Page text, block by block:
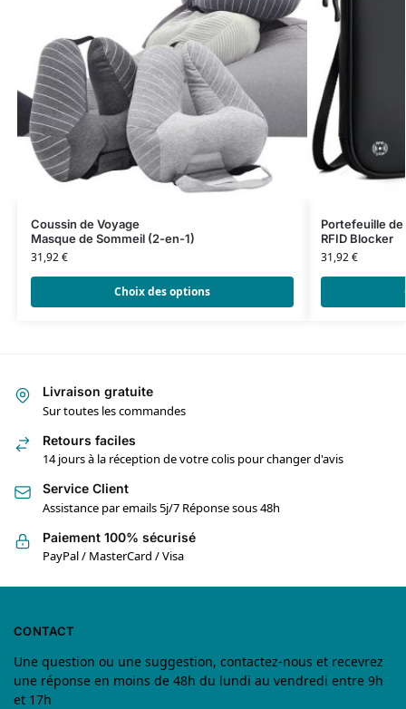
Coussin de Voyage
Masque de Sommeil (2-en-1)
31,92€
Choix des options
Portefeuille de
RFID Blocker
31,92€
Livraison gratuite
Sur toutes les commandes
Retours faciles
14 jours à la réception de votre colis pour changer d'avis
Service Client
Assistance par emails 5j/7 Réponse sous 48h
Paiement 100% sécurisé
PayPal / MasterCard / Visa
CONTACT
Une question ou une suggestion, contactez-nous et recevrez
une réponse en moins de 48h du lundi au vendredi entre 9h
et 17h